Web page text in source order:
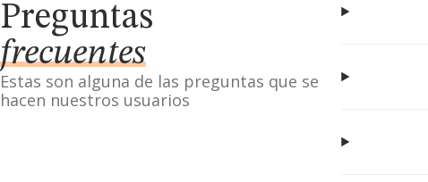
Preguntas
frecuentes
Estas son alguna de las preguntas que se
hacen nuestros usuarios